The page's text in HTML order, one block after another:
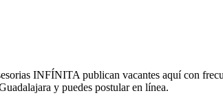
INFÍNITA publican vacantes aquí con
y puedes postular en línea.